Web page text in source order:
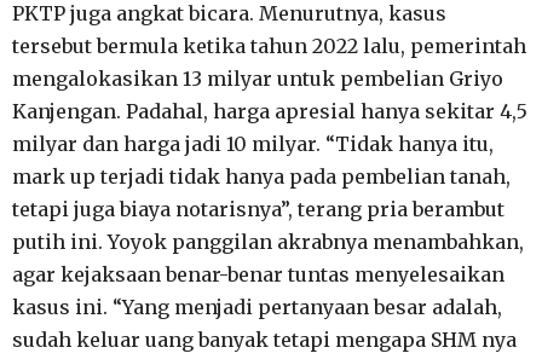
PKTP juga angkat bicara. Menurutnya, kasus
tersebut bermula ketika tahun 2022 lalu, pemerintah
mengalokasikan 13 milyar untuk pembelian Griyo
Kanjengan. Padahal, harga apresial hanya sekitar 4,5
milyar dan harga jadi 10 milyar. “Tidak hanya itu,
mark up terjadi tidak hanya pada pembelian tanah,
tetapi juga biaya notarisnya”, terang pria berambut
putih ini. Yoyok panggilan akrabnya menambahkan,
agar kejaksaan benar-benar tuntas menyelesaikan
kasus ini. “Yang menjadi pertanyaan besar adalah,
sudah keluar uang banyak tetapi mengapa SHM nya